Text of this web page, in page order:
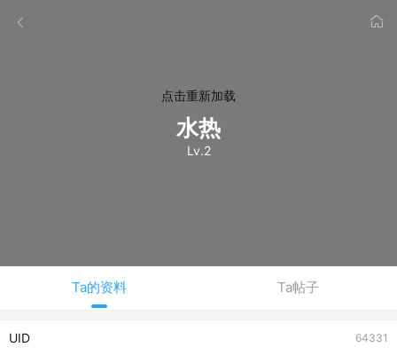
点击重新加载
水热
Lv.2
Ta的资料 Ta帖子
UID 64331